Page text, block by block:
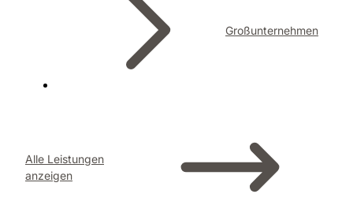
Großunternehmen
Alle Leistungen
anzeigen